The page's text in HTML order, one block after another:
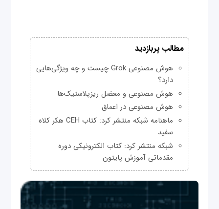
مطالب پربازدید
هوش مصنوعی Grok چیست و چه ویژگی‌هایی
دارد؟
هوش مصنوعی و معضل ریزپلاستیک‌ها
هوش مصنوعی در اعماق
ماهنامه شبکه منتشر کرد: کتاب CEH هکر کلاه
سفید
شبکه منتشر کرد: کتاب الکترونیکی دوره
مقدماتی آموزش پایتون